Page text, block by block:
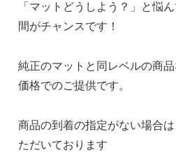
「マットどうしよう？」と悩
間がチャンスです！
純正のマットと同レベルの商
価格でのご提供です。
商品の到着の指定がない場合
ただいております